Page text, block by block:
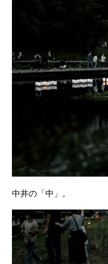
中井の「中」。